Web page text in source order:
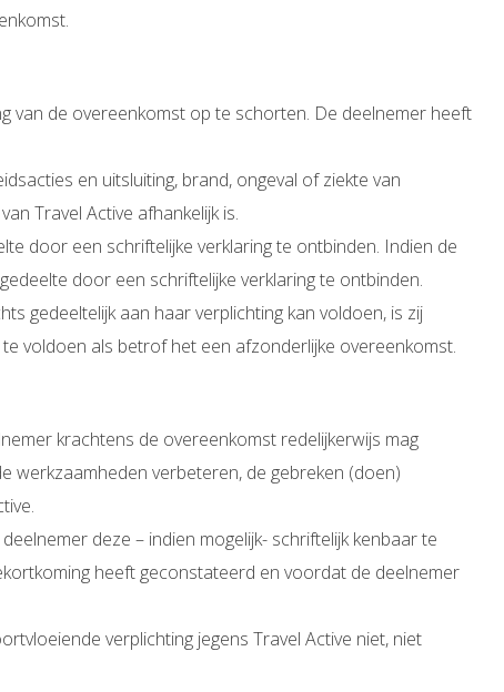
van de overeenkomst op te schorten. De deelnemer heeft
en uitsluiting, brand, ongeval of ziekte van
Travel Active afhankelijk is.
door een schriftelijke verklaring te ontbinden. Indien de
door een schriftelijke verklaring te ontbinden.
gedeeltelijk aan haar verplichting kan voldoen, is zij
voldoen als betrof het een afzonderlijke overeenkomst.
krachtens de overeenkomst redelijkerwijs mag
werkzaamheden verbeteren, de gebreken (doen)
deze – indien mogelijk- schriftelijk kenbaar te
heeft geconstateerd en voordat de deelnemer
verplichting jegens Travel Active niet, niet